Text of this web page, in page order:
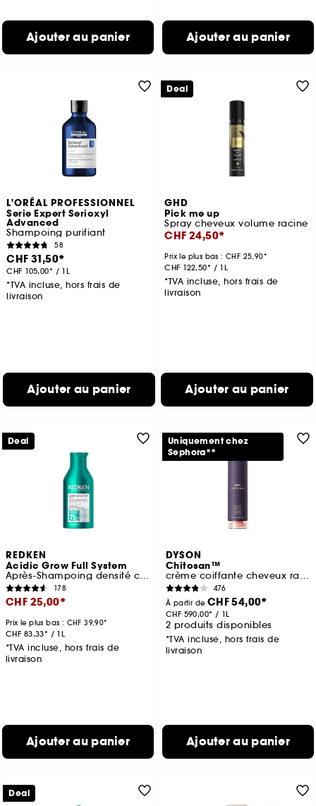
Ajouter au panier Ajouter au panier
L'ORÉAL PROFESSIONNEL
Serie Expert Serioxyl
Advanced
Shampoing purifiant
58
CHF 31,50
CHF 105,00 / 1L
*TVA incluse, hors frais de
livraison
Ajouter au panier
GHD
Pick me up
Spray cheveux volume racine
CHF 24,50
Prix le plus bas :CHF 25,90
CHF 122,50 / 1L
*TVA incluse, hors frais de
livraison
Ajouter au panier
Deal
REDKEN
Acidic Grow Full System
Après-Shampoing densité cheveux fins
178
CHF 25,00
Prix le plus bas : CHF 39,90
CHF 83,33 / 1L
*TVA incluse, hors frais de
livraison
Ajouter au panier
Deal
DYSON
Chitosan™
crème coiffante cheveux raides à ondulés, soin léger
476
À partir de CHF 54,00
CHF 590,00 / 1L
2 produits disponibles
*TVA incluse, hors frais de
livraison
Ajouter au panier
Uniquement chez
Sephora**
Deal